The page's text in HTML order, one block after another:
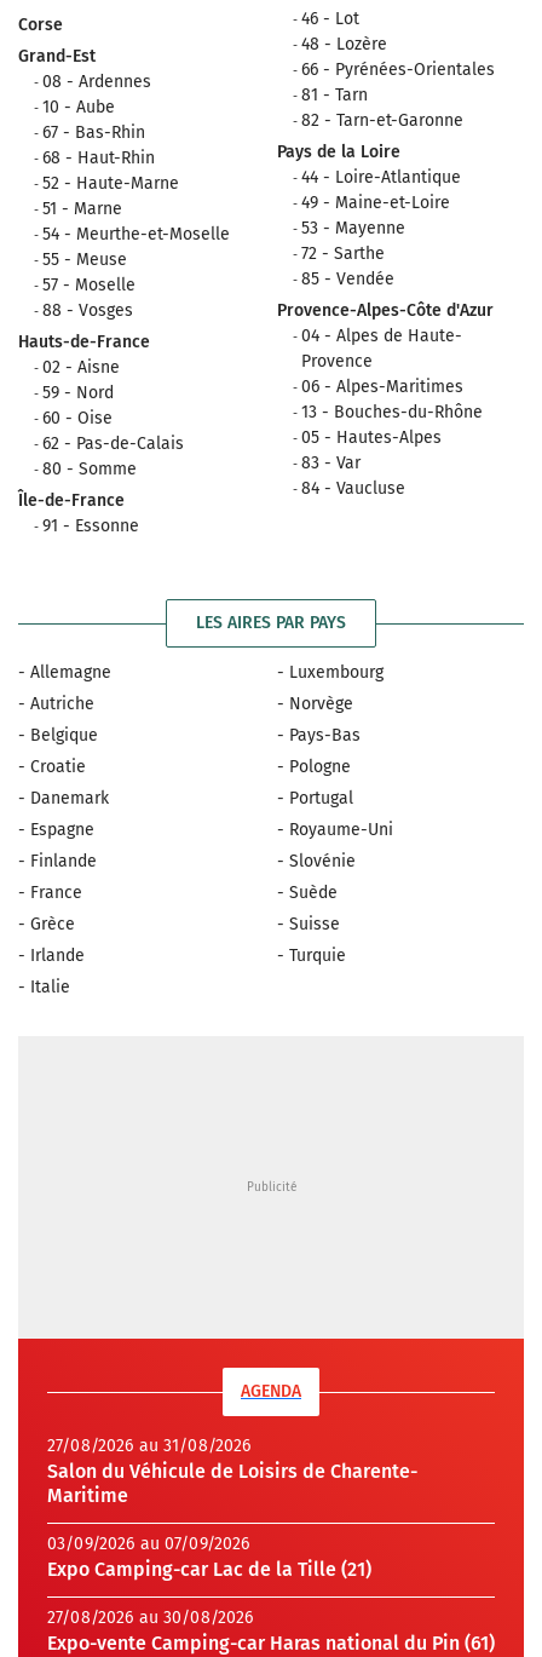
Corse
Grand-Est
08 - Ardennes
10 - Aube
67 - Bas-Rhin
68 - Haut-Rhin
52 - Haute-Marne
51 - Marne
54 - Meurthe-et-Moselle
55 - Meuse
57 - Moselle
88 - Vosges
Hauts-de-France
02 - Aisne
59 - Nord
60 - Oise
62 - Pas-de-Calais
80 - Somme
Île-de-France
91 - Essonne
46 - Lot
48 - Lozère
66 - Pyrénées-Orientales
81 - Tarn
82 - Tarn-et-Garonne
Pays de la Loire
44 - Loire-Atlantique
49 - Maine-et-Loire
53 - Mayenne
72 - Sarthe
85 - Vendée
Provence-Alpes-Côte d'Azur
04 - Alpes de Haute-
Provence
06 - Alpes-Maritimes
13 - Bouches-du-Rhône
05 - Hautes-Alpes
83 - Var
84 - Vaucluse
LES AIRES PAR PAYS
- Allemagne
- Autriche
- Belgique
- Croatie
- Danemark
- Espagne
- Finlande
- France
- Grèce
- Irlande
- Italie
- Luxembourg
- Norvège
- Pays-Bas
- Pologne
- Portugal
- Royaume-Uni
- Slovénie
- Suède
- Suisse
- Turquie
AGENDA
27/08/2026 au 31/08/2026
Salon du Véhicule de Loisirs de Charente-
Maritime
03/09/2026 au 07/09/2026
Expo Camping-car Lac de la Tille (21)
27/08/2026 au 30/08/2026
Expo-vente Camping-car Haras national du Pin (61)